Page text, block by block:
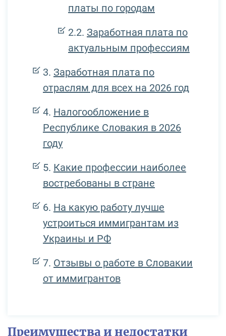
платы по городам
Заработная плата по
актуальным профессиям
Заработная плата по
отраслям для всех на 2026 год
Налогообложение в
Республике Словакия в 2026
году
Какие профессии наиболее
востребованы в стране
На какую работу лучше
устроиться иммигрантам из
Украины и РФ
Отзывы о работе в Словакии
от иммигрантов
Преимущества и недостатки